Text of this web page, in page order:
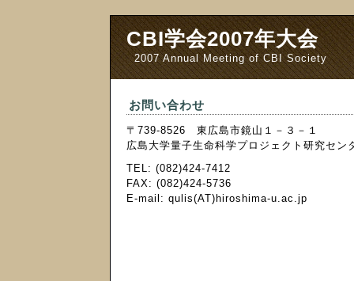
CBI学会2007年大会
2007 Annual Meeting of CBI Society
お問い合わせ
〒739-8526 東広島市鏡山１－３－１
広島大学量子生命科学プロジェクト研究セ
TEL: (082)424-7412
FAX: (082)424-5736
E-mail: qulis(AT)hiroshima-u.ac.jp